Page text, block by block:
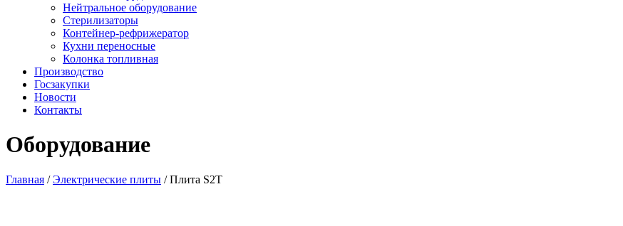
Нейтральное оборудование
Стерилизаторы
Контейнер-рефрижератор
Кухни переносные
Колонка топливная
Производство
Госзакупки
Новости
Контакты
Оборудование
Главная /Электрические плиты / Плита S2T